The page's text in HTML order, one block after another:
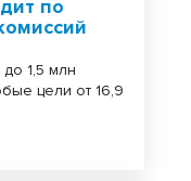
по
1,5 млн
цели от 16,9